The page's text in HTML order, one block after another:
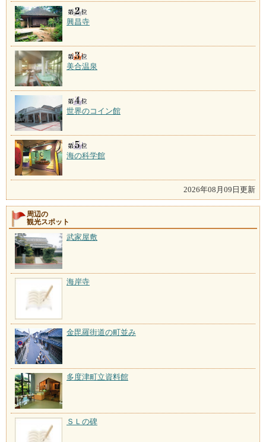
興昌寺
美合温泉
世界のコイン館
海の科学館
2026年08月09日更新
周辺の
観光スポット
武家屋敷
海岸寺
金毘羅街道の町並み
多度津町立資料館
ＳＬの碑